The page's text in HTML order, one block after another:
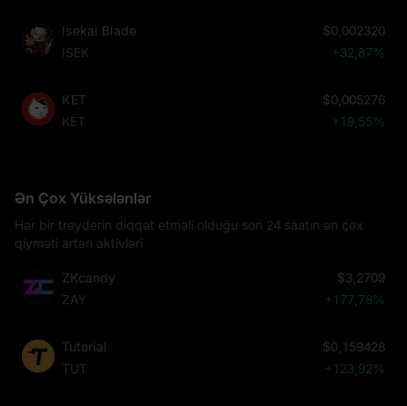
Isekai Blade
ISEK
$0,002320
+32,87%
KET
KET
$0,005276
+19,55%
Ən Çox Yüksələnlər
Hər bir treyderin diqqət etməli olduğu son 24 saatın ən çox
qiyməti artan aktivləri
ZKcandy
ZAY
$3,2709
+177,78%
Tutorial
TUT
$0,159428
+123,92%